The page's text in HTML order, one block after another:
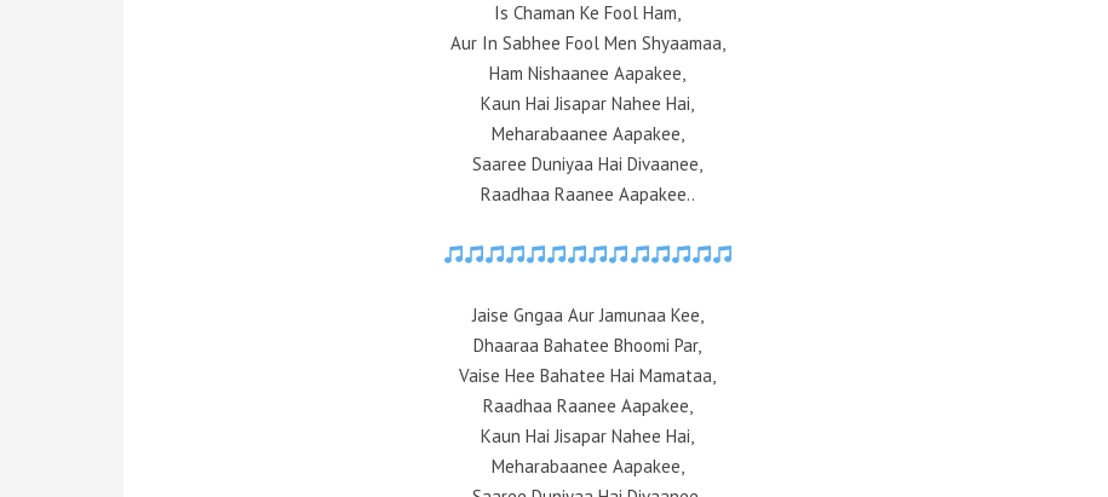
Is Chaman Ke Fool Ham,
Aur In Sabhee Fool Men Shyaamaa,
Ham Nishaanee Aapakee,
Kaun Hai Jisapar Nahee Hai,
Meharabaanee Aapakee,
Saaree Duniyaa Hai Divaanee,
Raadhaa Raanee Aapakee..
Jaise Gngaa Aur Jamunaa Kee,
Dhaaraa Bahatee Bhoomi Par,
Vaise Hee Bahatee Hai Mamataa,
Raadhaa Raanee Aapakee,
Kaun Hai Jisapar Nahee Hai,
Meharabaanee Aapakee,